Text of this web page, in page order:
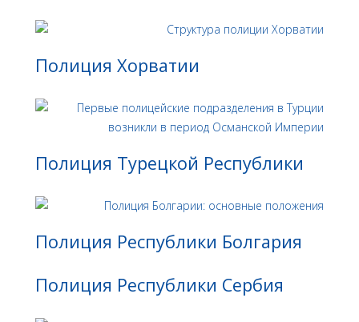
Полиция Хорватии
Полиция Турецкой Республики
Полиция Республики Болгария
Полиция Республики Сербия